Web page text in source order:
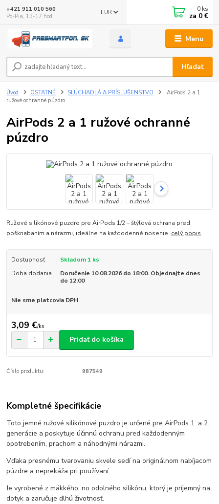
Menu
EUR
Hľadať
+421 911 010 560
Po-Pia, 13-17 hod.
0 ks
za 0 €
Úvod OSTATNÉ SLÚCHADLÁ A PRÍSLUŠENSTVO
AirPods 2 a 1
ružové ochranné púzdro
AirPods 2 a 1 ružové ochranné
púzdro
Ružové silikónové puzdro pre AirPods 1/2 – štýlová ochrana pred
poškriabaním a nárazmi, ideálne na každodenné nosenie. celý popis
Dostupnosť
Skladom 1 ks
Doba dodania
Doručenie 10.08.2026 do 18:00. Objednajte dnes
do 12:00
Nie sme platcovia DPH
3,09 €/ks
Pridať do košíka
Číslo produktu: 987549
Kompletné špecifikácie
Toto jemné ružové silikónové puzdro je určené pre AirPods 1. a 2.
generácie a poskytuje účinnú ochranu pred každodenným
opotrebením, prachom a náhodnými nárazmi.
Vďaka presnému tvarovaniu skvele sedí na originálnom nabíjacom
púzdre a neprekáža pri používaní.
Je vyrobené z mäkkého, no odolného silikónu, ktorý je príjemný na
dotyk a zaručuje dlhú životnosť.